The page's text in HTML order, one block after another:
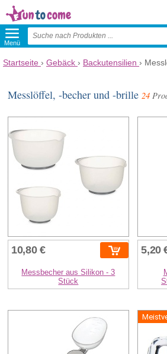
Menü
Startseite › Gebäck › Backutensilien ›
Messlöffel, -becher und -brille24
10,80 €
Messbecher aus Silikon - 3
Stück
5,20